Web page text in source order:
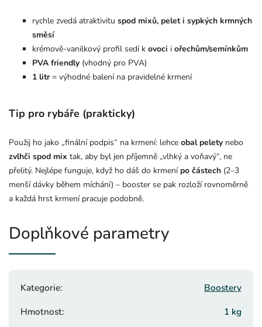
rychle zvedá atraktivitu spod mixů, pelet i sypkých krmných
směsí
krémově‑vanilkový profil sedí k ovoci i ořechům/semínkům
PVA friendly (vhodný pro PVA)
1 litr= výhodné balení na pravidelné krmení
Tip pro rybáře (prakticky)
Použij ho jako „finální podpis“ na krmení: lehce obal pelety nebo
zvlhči spod mix tak, aby byl jen příjemně „vlhký a voňavý“, ne
přelitý. Nejlépe funguje, když ho dáš do krmení po částech (2–3
menší dávky během míchání) – booster se pak rozloží rovnoměrně
a každá hrst krmení pracuje podobně.
Doplňkové parametry
Kategorie:
Boostery
Hmotnost:
1 kg